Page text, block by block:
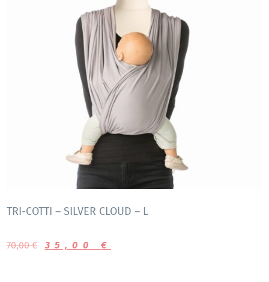
TRI-COTTI – SILVER CLOUD – L
70,00€ 35,00 €